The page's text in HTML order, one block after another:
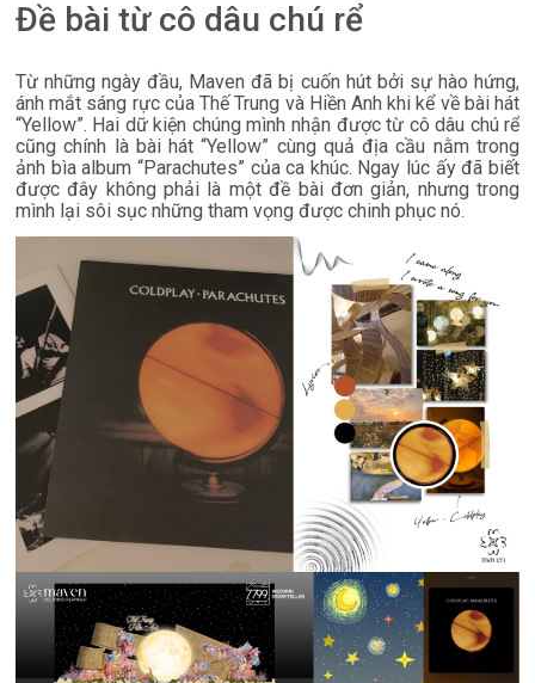
Đề bài từ cô dâu chú rể
Từ những ngày đầu, Maven đã bị cuốn hút bởi sự hào hứng,
ánh mắt sáng rực của Thế Trung và Hiền Anh khi kể về bài hát
“Yellow”. Hai dữ kiện chúng mình nhận được từ cô dâu chú rể
cũng chính là bài hát “Yellow” cùng quả địa cầu nằm trong
ảnh bìa album “Parachutes” của ca khúc. Ngay lúc ấy đã biết
được đây không phải là một đề bài đơn giản, nhưng trong
mình lại sôi sục những tham vọng được chinh phục nó.